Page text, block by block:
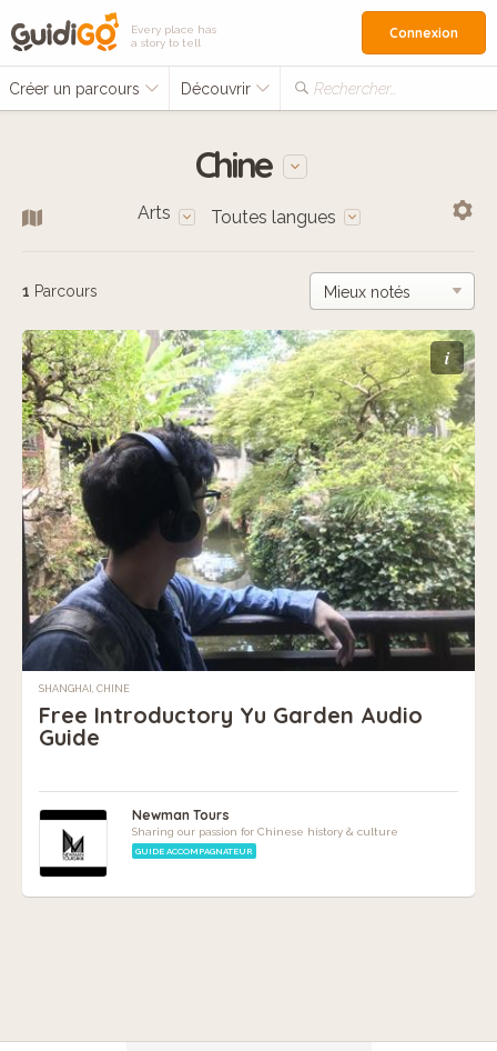
Every place has
a story to tell
Créer un parcours Découvrir Rechercher…
Connexion
Chine
Arts Toutes langues
1 Parcours
i
SHANGHAI, CHINE
Free Introductory Yu Garden Audio
Guide
Newman Tours
Sharing our passion for Chinese history & culture
GUIDE ACCOMPAGNATEUR